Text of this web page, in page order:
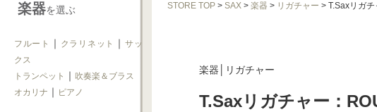
楽器を選ぶ
フルート ｜ クラリネット ｜ サッ
クス
トランペット
｜ 吹奏楽＆ブラス
オカリナ ｜ ピアノ
STORE TOP >SAX >楽器 > リガチャー > T.Saxリガ
楽器│リガチャー
T.Saxリガチャー：